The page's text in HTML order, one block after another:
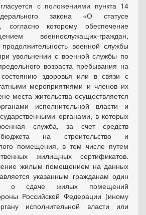
с положениями пункта 14
закона «О статусе
согласно которому обеспечение
военнослужащих-граждан,
военной службы
увольнении с военной службы по
возраста пребывания на
здоровья или в связи с
мероприятиями и членов их
места жительства осуществляется
исполнительной власти и
органами, в которых
служба, за счет средств
на строительство и
помещения, в том числе путем
жилищных сертификатов.
жилым помещением на данных
указанным гражданам один
о сдаче жилых помещений
Российской Федерации (иному
исполнительной власти или